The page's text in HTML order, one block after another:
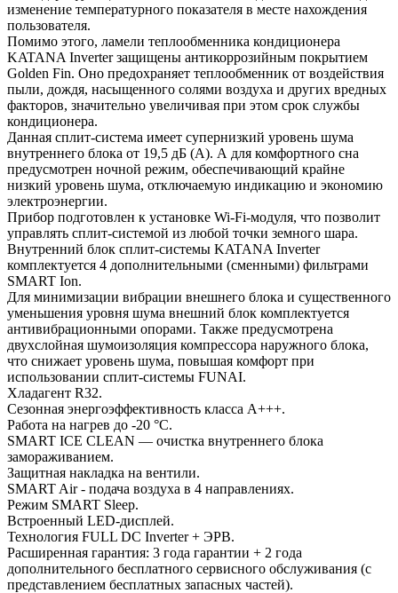
изменение температурного показателя в месте нахождения
пользователя.
Помимо этого, ламели теплообменника кондиционера
KATANA Inverter защищены антикоррозийным покрытием
Golden Fin. Оно предохраняет теплообменник от воздействия
пыли, дождя, насыщенного солями воздуха и других вредных
факторов, значительно увеличивая при этом срок службы
кондиционера.
Данная сплит-система имеет супернизкий уровень шума
внутреннего блока от 19,5 дБ (А). А для комфортного сна
предусмотрен ночной режим, обеспечивающий крайне
низкий уровень шума, отключаемую индикацию и экономию
электроэнергии.
Прибор подготовлен к установке Wi-Fi-модуля, что позволит
управлять сплит-системой из любой точки земного шара.
Внутренний блок сплит-системы KATANA Inverter
комплектуется 4 дополнительными (сменными) фильтрами
SMART Ion.
Для минимизации вибрации внешнего блока и существенного
уменьшения уровня шума внешний блок комплектуется
антивибрационными опорами. Также предусмотрена
двухслойная шумоизоляция компрессора наружного блока,
что снижает уровень шума, повышая комфорт при
использовании сплит-системы FUNAI.
Хладагент R32.
Сезонная энергоэффективность класса А+++.
Работа на нагрев до -20 °С.
SMART ICE CLEAN — очистка внутреннего блока
замораживанием.
Защитная накладка на вентили.
SMART Air - подача воздуха в 4 направлениях.
Режим SMART Sleep.
Встроенный LED-дисплей.
Технология FULL DC Inverter + ЭРВ.
Расширенная гарантия: 3 года гарантии + 2 года
дополнительного бесплатного сервисного обслуживания (с
представлением бесплатных запасных частей).